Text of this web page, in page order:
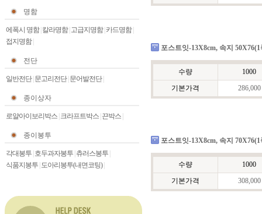
명함
에폭시 명함| 칼라명함| 고급지명함| 카드명함|
접지명함|
전단
일반전단| 문고리전단| 문어발전단|
종이상자
로얄아이보리박스 크라프트박스 끈박스
종이봉투
각대봉투 호두과자봉투 츄러스봉투
식품지봉투 도아리봉투(내면코팅)|
포스트잇-13X8cm, 속지
수량
1000
기본가격
286,000
포스트잇-13X8cm, 속지
수량
1000
기본가격
308,000